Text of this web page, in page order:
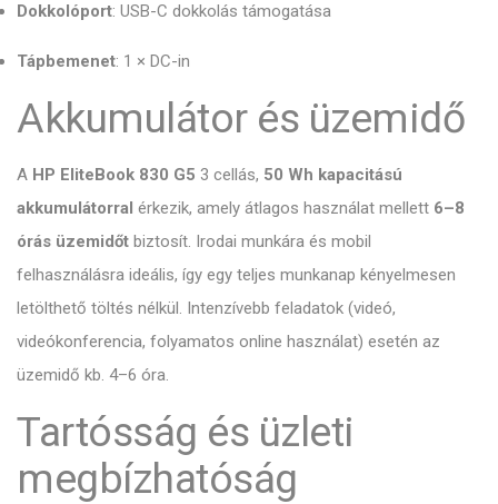
Dokkolóport: USB-C dokkolás támogatása
Tápbemenet: 1 × DC-in
Akkumulátor és üzemidő
A HP EliteBook 830 G5 3 cellás, 50 Wh kapacitású
akkumulátorral érkezik, amely átlagos használat mellett 6–8
órás üzemidőt biztosít. Irodai munkára és mobil
felhasználásra ideális, így egy teljes munkanap kényelmesen
letölthető töltés nélkül. Intenzívebb feladatok (videó,
videókonferencia, folyamatos online használat) esetén az
üzemidő kb. 4–6 óra.
Tartósság és üzleti
megbízhatóság